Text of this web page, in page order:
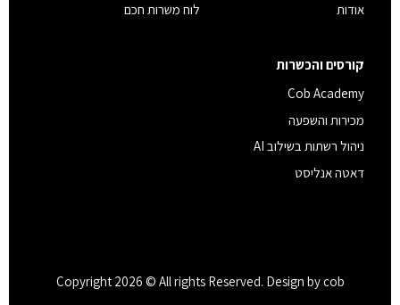
אודות
לוח משרות חכם
קורסים והכשרות
Cob Academy
מכירות והשפעה
ניהול רשתות בשילוב AI
דאטה אנליסט
Copyright 2026 © All rights Reserved. Design by cob